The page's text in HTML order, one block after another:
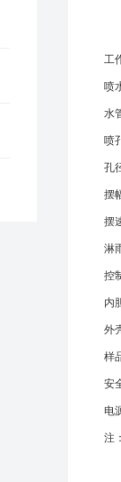
工
喷
水
喷
孔
摆
摆
淋
控
内
外
样
安
电
注